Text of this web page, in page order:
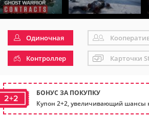
Одиночная
Контроллер Карточки
2+2
БОНУС ЗА ПОКУПКУ
Купон 2+2, увеличивающий шансы